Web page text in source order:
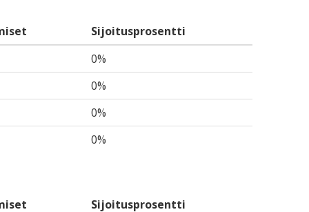
Sijoitusprosentti
0%
0%
0%
0%
Sijoitusprosentti